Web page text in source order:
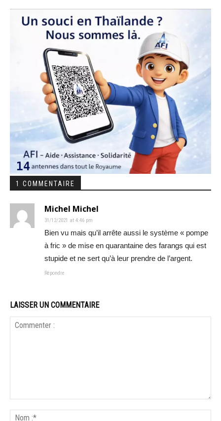
1 COMMENTAIRE
Michel Michel
31/12/2021 at 4:46 pm
Bien vu mais qu’il arrête aussi le système « pompe
à fric » de mise en quarantaine des farangs qui est
stupide et ne sert qu’à leur prendre de l’argent.
Répondre
LAISSER UN COMMENTAIRE